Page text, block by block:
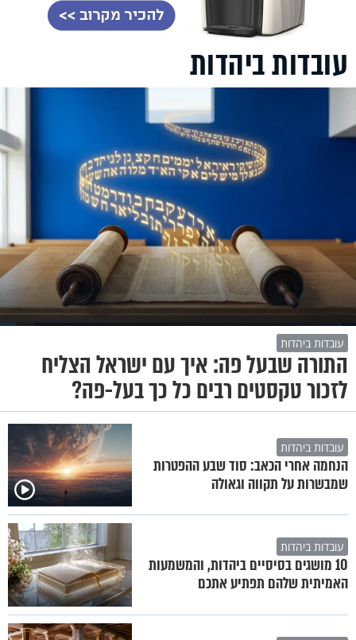
עובדות ביהדות
עובדות ביהדות
התורה שבעל פה: איך עם ישראל הצליח
לזכור טקסטים רבים כל כך בעל-פה?
עובדות ביהדות
הנחמה אחרי הכאב: סוד שבע ההפטרות
שמבשרות על תקווה וגאולה
עובדות ביהדות
10 מושגים בסיסיים ביהדות, והמשמעות
האמיתית שלהם תפתיע אתכם